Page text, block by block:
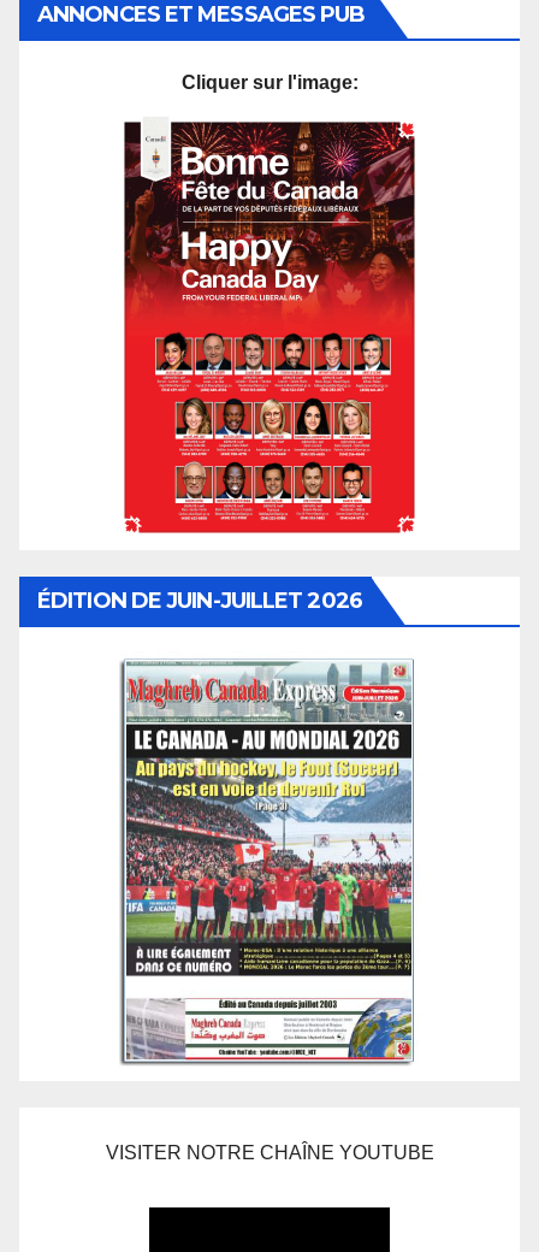
ANNONCES ET MESSAGES PUB
Cliquer sur l'image:
ÉDITION DE JUIN-JUILLET 2026
VISITER NOTRE CHAÎNE YOUTUBE